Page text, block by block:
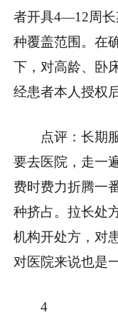
者开具4—12周长
种覆盖范围。在
下，对高龄、卧
经患者本人授权
点评：长期
要去医院，走一
费时费力折腾一
种挤占。拉长处
机构开处方，对
对医院来说也是
4